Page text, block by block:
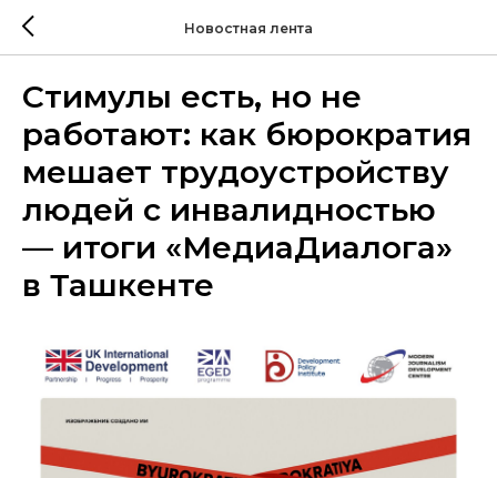
Новостная лента
Стимулы есть, но не
работают: как бюрократия
мешает трудоустройству
людей с инвалидностью
— итоги «МедиаДиалога»
в Ташкенте